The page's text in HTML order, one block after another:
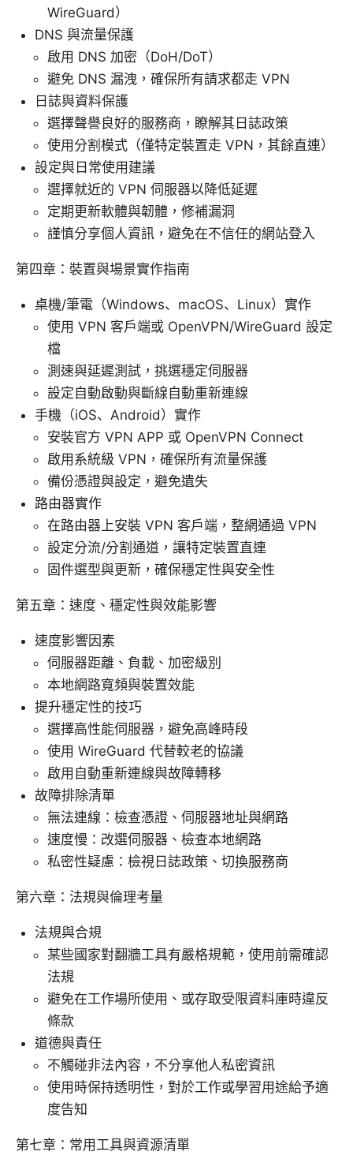
WireGuard）
DNS 與流量保護
啟用 DNS 加密（DoH/DoT）
避免 DNS 漏洩，確保所有請求都走 VPN
日誌與資料保護
選擇聲譽良好的服務商，瞭解其日誌政策
使用分割模式（僅特定裝置走 VPN，其餘直連）
設定與日常使用建議
選擇就近的 VPN 伺服器以降低延遲
定期更新軟體與韌體，修補漏洞
謹慎分享個人資訊，避免在不信任的網站登入
第四章：裝置與場景實作指南
桌機/筆電（Windows、macOS、Linux）實作
使用 VPN 客戶端或 OpenVPN/WireGuard 設定
檔
測速與延遲測試，挑選穩定伺服器
設定自動啟動與斷線自動重新連線
手機（iOS、Android）實作
安裝官方 VPN APP 或 OpenVPN Connect
啟用系統級 VPN，確保所有流量保護
備份憑證與設定，避免遺失
路由器實作
在路由器上安裝 VPN 客戶端，整網通過 VPN
設定分流/分割通道，讓特定裝置直連
固件選型與更新，確保穩定性與安全性
第五章：速度、穩定性與效能影響
速度影響因素
伺服器距離、負載、加密級別
本地網路寬頻與裝置效能
提升穩定性的技巧
選擇高性能伺服器，避免高峰時段
使用 WireGuard 代替較老的協議
啟用自動重新連線與故障轉移
故障排除清單
無法連線：檢查憑證、伺服器地址與網路
速度慢：改選伺服器、檢查本地網路
私密性疑慮：檢視日誌政策、切換服務商
第六章：法規與倫理考量
法規與合規
某些國家對翻牆工具有嚴格規範，使用前需確認
法規
避免在工作場所使用、或存取受限資料庫時違反
條款
道德與責任
不觸碰非法內容，不分享他人私密資訊
使用時保持透明性，對於工作或學習用途給予適
度告知
第七章：常用工具與資源清單